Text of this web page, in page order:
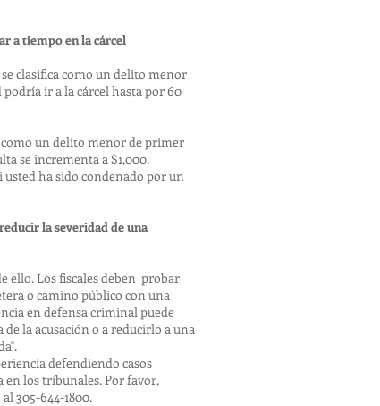
a tiempo en la cárcel
clasifica como un delito menor
podría ir a la cárcel hasta por 60
como un delito menor de primer
se incrementa a $1,000.
ha sido condenado por un
la severidad de una
ello. Los fiscales deben probar
o camino público con una
en defensa criminal puede
la acusación o a reducirlo a una
defendiendo casos
en los tribunales. Por favor,
305-644-1800.